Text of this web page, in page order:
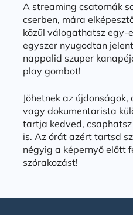
A streaming csatornák
cserben, mára
közül válogathatsz egy-
egyszer nyugodtan
nappalid szuper
play gombot!
Jöhetnek az újdonságok,
vagy dokumentarista
tartja kedved,
is. Az órát azért tartsd
négyig a képernyő előtt
szórakozást!